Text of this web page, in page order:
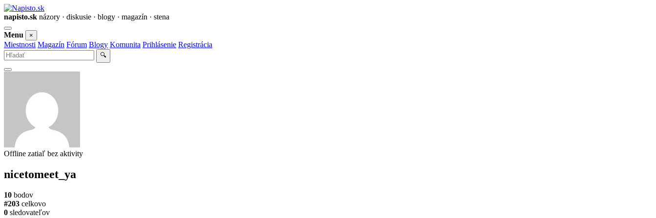
napisto.sk názory · diskusie · blogy · magazín · stena
Otvoriť
menu
Menu ×
Miestnosti Magazín Fórum Blogy Komunita Prihlásenie Registrácia
Vyhľadať
🔍
Offline zatiaľ bez aktivity
nicetomeet_ya
10 bodov
#203 celkovo
0 sledovateľov